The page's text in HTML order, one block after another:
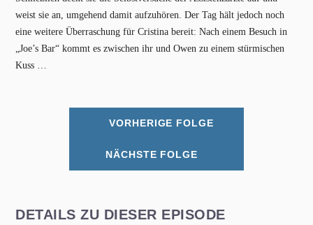
weist sie an, umgehend damit aufzuhören. Der Tag hält jedoch noch
eine weitere Überraschung für Cristina bereit: Nach einem Besuch in
„Joe’s Bar“ kommt es zwischen ihr und Owen zu einem stürmischen
Kuss …
VORHERIGE FOLGE
NÄCHSTE FOLGE
DETAILS ZU DIESER EPISODE